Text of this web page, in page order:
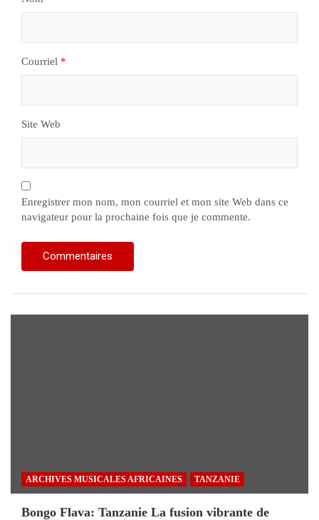
Courriel *
Site Web
Enregistrer mon nom, mon courriel et mon site Web dans ce
navigateur pour la prochaine fois que je commente.
ARCHIVES MUSICALES AFRICAINES TANZANIE
Bongo Flava: Tanzanie La fusion vibrante de